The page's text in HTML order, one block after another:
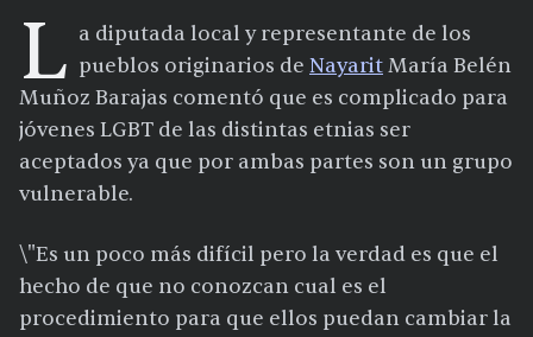
L a diputada local y representante de los
pueblos originarios de NayaritMaría Belén
Muñoz Barajas comentó que es complicado para
jóvenes LGBT de las distintas etnias ser
aceptados ya que por ambas partes son un grupo
vulnerable.
\"Es un poco más difícil pero la verdad es que el
hecho de que no conozcan cual es el
procedimiento para que ellos puedan cambiar la